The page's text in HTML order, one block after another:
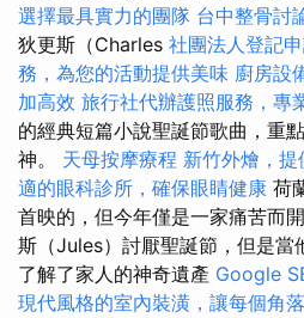
選擇最具實力的團隊 台中整骨討
狄更斯（Charles 社團法人登記
務，為您的活動提供美味 廚房設
加高效 旅行社代辦護照服務，專
的經典短篇小說聖誕節歌曲，重
神。 天母按摩療程 新竹外燴，
適的眼科診所，確保眼睛健康 荷
首映的，但今年僅是一家痛苦而
斯（Jules）討厭聖誕節，但是當
了解了家人的神奇遺產 Google
現代風格的室內裝潢，讓每個角